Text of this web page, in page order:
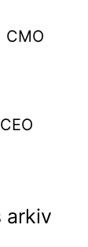
CMO
arkiv